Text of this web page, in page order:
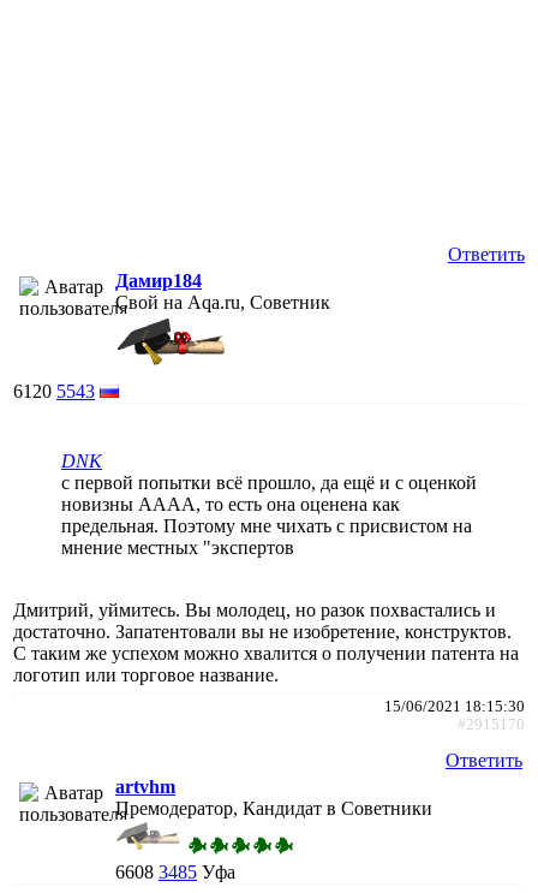
Ответить
Дамир184
Свой на Aqa.ru, Советник
6120 5543
DNK
с первой попытки всё прошло, да ещё и с оценкой
новизны АААА, то есть она оценена как
предельная. Поэтому мне чихать с присвистом на
мнение местных "экспертов
Дмитрий, уймитесь. Вы молодец, но разок похвастались и
достаточно. Запатентовали вы не изобретение, конструктов.
С таким же успехом можно хвалится о получении патента на
логотип или торговое название.
15/06/2021 18:15:30
#2915170
Ответить
artvhm
Премодератор, Кандидат в Советники
6608 3485 Уфа